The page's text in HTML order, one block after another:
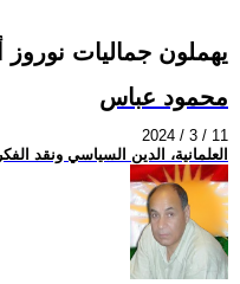
يهملون جماليات
محمود عباس
2024 / 3 / 11
العلمانية، الدين السياسي ونقد